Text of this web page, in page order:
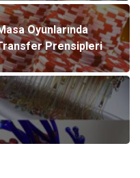
Oyunlarında
Prensipleri